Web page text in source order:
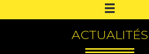
ACTUALITÉS